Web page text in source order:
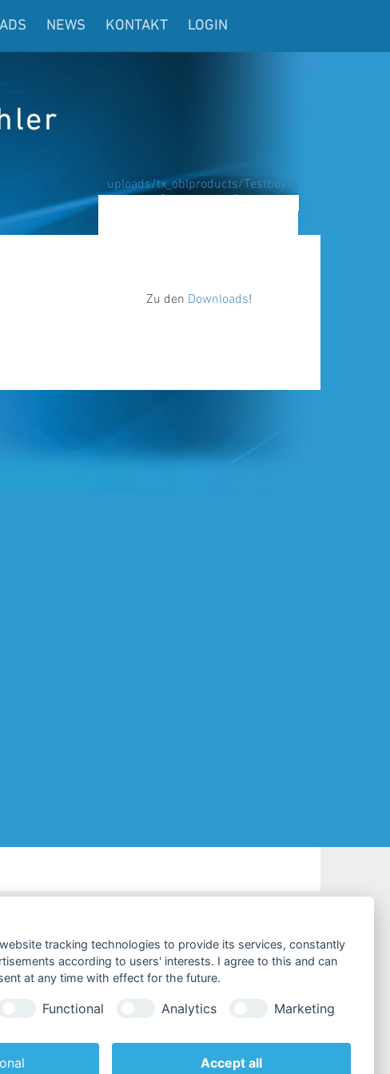
NEWS KONTAKT LOGIN
uploads/tx_oblproducts/Testboy-
Zu den Downloads!
KONTAKT & SERVICE
Kundenservice
+49 (0)4441 / 84536
tracking technologies to provide its services, constantly
according to users' interests. I agree to this and can
at any time with effect for the future.
Functional Analytics Marketing
Accept all